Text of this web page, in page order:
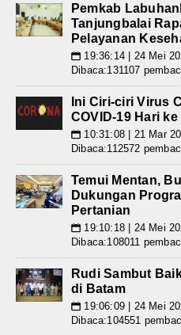
Pemkab
Tanjungbalai
Pelayanan
📅 19:36:14 | 24 Mei
Dibaca:131107
Ini Ciri-ciri Virus
COVID-19 Hari ke
📅 10:31:08 | 21 Mar
Dibaca:112572
Temui Mentan,
Dukungan
Pertanian
📅 19:10:18 | 24 Mei
Dibaca:108011
Rudi Sambut
di Batam
📅 19:06:09 | 24 Mei
Dibaca:104551